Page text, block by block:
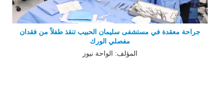
جراحة معقدة في مستشفى سليمان الحبيب تنقذ طفلاً من فقدان
مفصلي الورك
المؤلف: الواحة نيوز